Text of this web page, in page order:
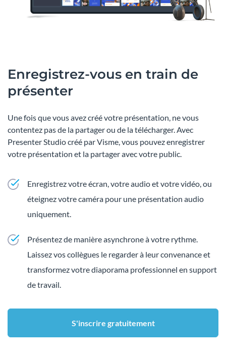
Enregistrez-vous en train de
présenter
Une fois que vous avez créé votre présentation, ne vous
contentez pas de la partager ou de la télécharger. Avec
Presenter Studio créé par Visme, vous pouvez enregistrer
votre présentation et la partager avec votre public.
Enregistrez votre écran, votre audio et votre vidéo, ou
éteignez votre caméra pour une présentation audio
uniquement.
Présentez de manière asynchrone à votre rythme.
Laissez vos collègues le regarder à leur convenance et
transformez votre diaporama professionnel en support
de travail.
S'inscrire gratuitement